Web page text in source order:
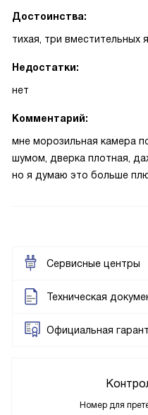
Достоинства:
тихая, три вместительных
Недостатки:
нет
Комментарий:
мне морозильная камера
шумом, дверка плотная,
но я думаю это больше
Сервисные центры
Техническая
Официальная
Номер для